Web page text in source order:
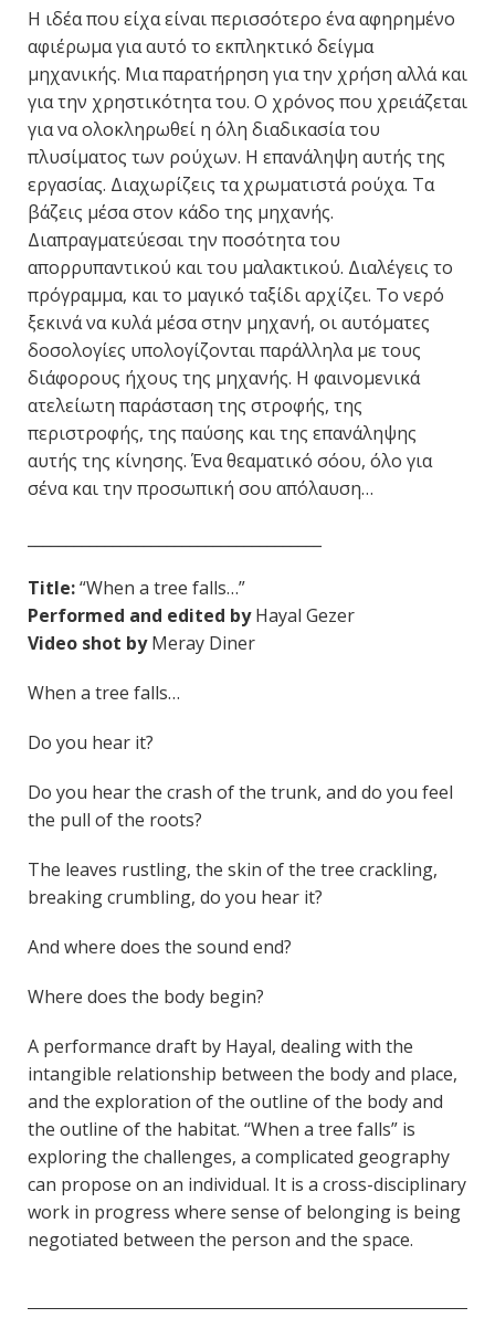
Η ιδέα που είχα είναι περισσότερο ένα αφηρημένο
αφιέρωμα για αυτό το εκπληκτικό δείγμα
μηχανικής. Μια παρατήρηση για την χρήση αλλά και
για την χρηστικότητα του. Ο χρόνος που χρειάζεται
για να ολοκληρωθεί η όλη διαδικασία του
πλυσίματος των ρούχων. Η επανάληψη αυτής της
εργασίας. Διαχωρίζεις τα χρωματιστά ρούχα. Τα
βάζεις μέσα στον κάδο της μηχανής.
Διαπραγματεύεσαι την ποσότητα του
απορρυπαντικού και του μαλακτικού. Διαλέγεις το
πρόγραμμα, και το μαγικό ταξίδι αρχίζει. Το νερό
ξεκινά να κυλά μέσα στην μηχανή, οι αυτόματες
δοσολογίες υπολογίζονται παράλληλα με τους
διάφορους ήχους της μηχανής. Η φαινομενικά
ατελείωτη παράσταση της στροφής, της
περιστροφής, της παύσης και της επανάληψης
αυτής της κίνησης. Ένα θεαματικό σόου, όλο για
σένα και την προσωπική σου απόλαυση…
Title:“When a tree falls…”
Performed and edited byHayal Gezer
Video shot byMeray Diner
When a tree falls…
Do you hear it?
Do you hear the crash of the trunk, and do you feel
the pull of the roots?
The leaves rustling, the skin of the tree crackling,
breaking crumbling, do you hear it?
And where does the sound end?
Where does the body begin?
A performance draft by Hayal, dealing with the
intangible relationship between the body and place,
and the exploration of the outline of the body and
the outline of the habitat. “When a tree falls” is
exploring the challenges, a complicated geography
can propose on an individual. It is a cross-disciplinary
work in progress where sense of belonging is being
negotiated between the person and the space.